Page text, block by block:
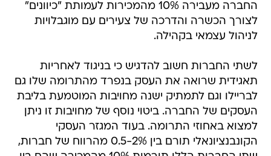
החברה מעבירה 10% מהמכירות לעמותת "כיוונים"
לצורך הכשרה והדרכה של צעירים עם מוגבלויות
לניהול עצמאי בקהילה.
לשתי החברות חשוב להדגיש כי בניגוד לאחריות
תאגידית שרואה את העסק בנפרד מהתרומה שלו גם
לבריילו וגם לתמתיק ישנה מחויבות המוטמעת בליבת
העסקים של החברה. ביטוי נוסף של מחויבות זו ניתן
למצוא באחוזי התרומה. בעוד המגזר העסקי
הקונבנציונאלי תורם בין 0.5-2% מהרווח של חברות,